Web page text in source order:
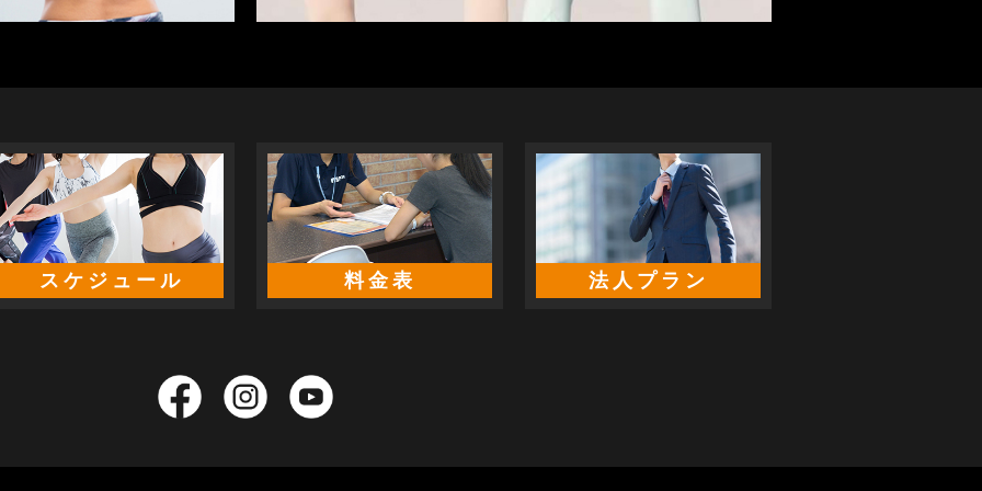
スケジュール 料金表 法人プラン